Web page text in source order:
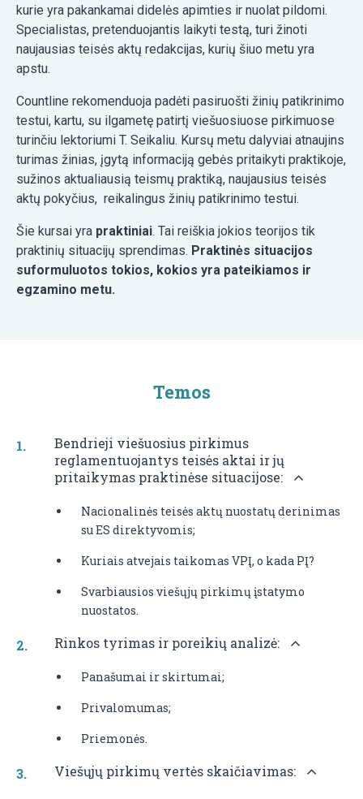
kurie yra pakankamai didelės apimties ir nuolat pildomi.
Specialistas, pretenduojantis laikyti testą, turi žinoti
naujausias teisės aktų redakcijas, kurių šiuo metu yra
apstu.
Countline rekomenduoja padėti pasiruošti žinių patikrinimo
testui, kartu, su ilgametę patirtį viešuosiuose pirkimuose
turinčiu lektoriumi T. Seikaliu. Kursų metu dalyviai atnaujins
turimas žinias, įgytą informaciją gebės pritaikyti praktikoje,
sužinos aktualiausią teismų praktiką, naujausius teisės
aktų pokyčius, reikalingus žinių patikrinimo testui.
Šie kursai yra praktiniai. Tai reiškia jokios teorijos tik
praktinių situacijų sprendimas. Praktinės situacijos
suformuluotos tokios, kokios yra pateikiamos ir
egzamino metu.
Temos
Bendrieji viešuosius pirkimus
reglamentuojantys teisės aktai ir jų
pritaikymas praktinėse situacijose:
Nacionalinės teisės aktų nuostatų derinimas
su ES direktyvomis;
Kuriais atvejais taikomas VPĮ, o kada PĮ?
Svarbiausios viešųjų pirkimų įstatymo
nuostatos.
Rinkos tyrimas ir poreikių analizė:
Panašumai ir skirtumai;
Privalomumas;
Priemonės.
Viešųjų pirkimų vertės skaičiavimas: